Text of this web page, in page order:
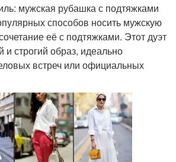
мужская рубашка с подтяжками
способов носить мужскую
её с подтяжками. Этот дуэт
и строгий образ, идеально
встреч или официальных